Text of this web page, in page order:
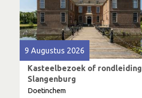
9 Augustus 2026
Kasteelbezoek of rondleiding
Slangenburg
Doetinchem